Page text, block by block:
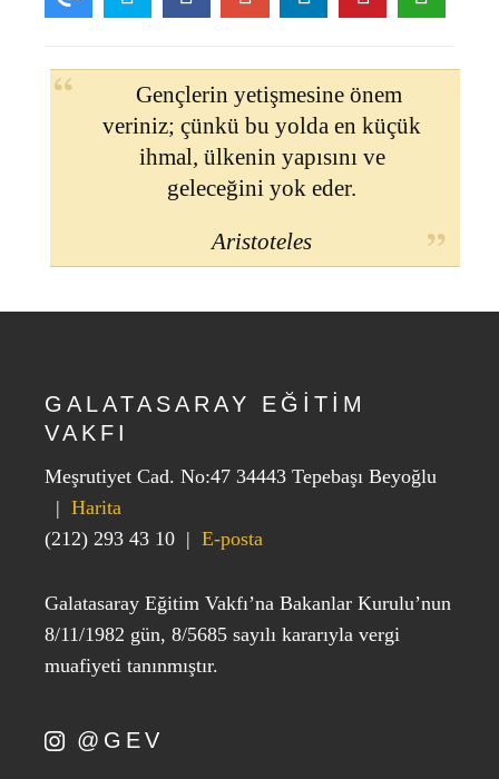
Gençlerin yetişmesine önem
veriniz; çünkü bu yolda en küçük
ihmal, ülkenin yapısını ve
geleceğini yok eder.
Aristoteles
GALATASARAY EĞİTİM
VAKFI
Meşrutiyet Cad. No:47 34443 Tepebaşı Beyoğlu
| Harita
(212) 293 43 10 | E-posta
Galatasaray Eğitim Vakfı’na Bakanlar Kurulu’nun
8/11/1982 gün, 8/5685 sayılı kararıyla vergi
muafiyeti tanınmıştır.
@GEV